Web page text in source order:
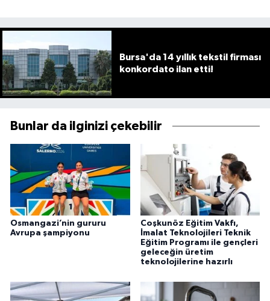
Bursa'da 14 yıllık tekstil firması
konkordato ilan etti!
Bunlar da ilginizi çekebilir
Osmangazi’nin gururu
Avrupa şampiyonu
Coşkunöz Eğitim Vakfı,
İmalat Teknolojileri Teknik
Eğitim Programı ile gençleri
geleceğin üretim
teknolojilerine hazırlı